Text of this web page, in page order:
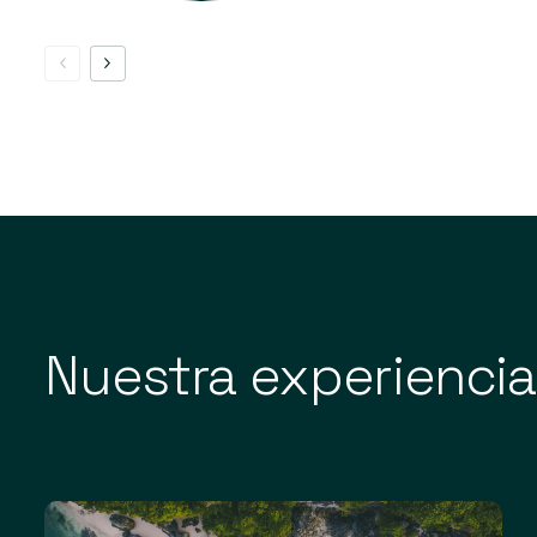
Nuestra experiencia